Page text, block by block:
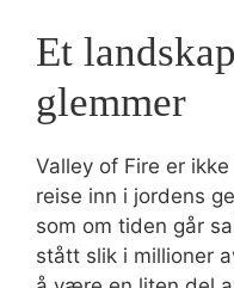
Et
glemmer
Valley of Fire er
reise inn i jordens
som om tiden går
stått slik i millioner